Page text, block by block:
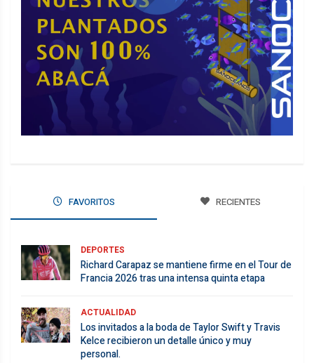
FAVORITOS RECIENTES
DEPORTES
Richard Carapaz se mantiene firme en el Tour de
Francia 2026 tras una intensa quinta etapa
ACTUALIDAD
Los invitados a la boda de Taylor Swift y Travis
Kelce recibieron un detalle único y muy
personal.